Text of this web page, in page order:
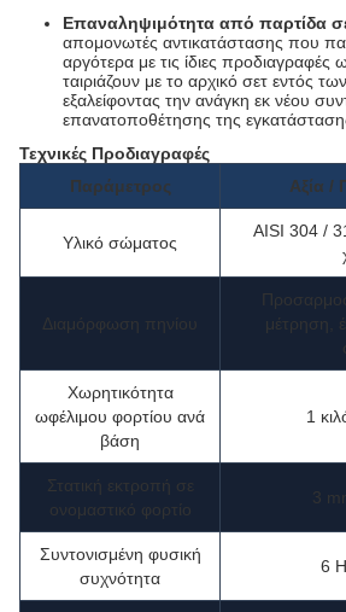
Επαναληψιμότητα από παρτίδα
απομονωτές αντικατάστασης που
αργότερα με τις ίδιες προδιαγραφές
ταιριάζουν με το αρχικό σετ εντός
εξαλείφοντας την ανάγκη εκ νέου
επανατοποθέτησης της
Τεχνικές Προδιαγραφές
Παράμετρος
Αξία /
Υλικό σώματος
AISI 304 /
Διαμόρφωση πηνίου
μέτρηση,
Χωρητικότητα
ωφέλιμου φορτίου ανά
βάση
1
Στατική εκτροπή σε
ονομαστικό φορτίο
3
Συντονισμένη φυσική
συχνότητα
6